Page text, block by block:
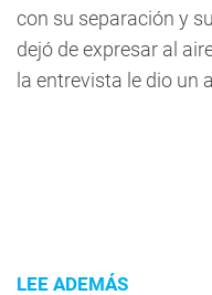
con su separación y
dejó de expresar al
la entrevista le dio un
LEE ADEMÁS